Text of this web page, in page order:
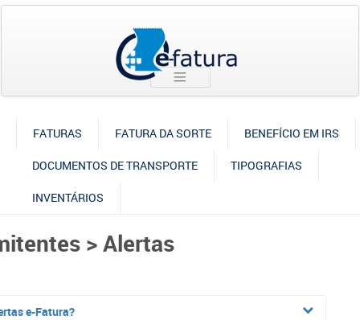
FATURAS FATURA DA SORTE BENEFÍCIO EM IRS
DOCUMENTOS DE TRANSPORTE TIPOGRAFIAS
INVENTÁRIOS
> Alertas
e-Fatura?